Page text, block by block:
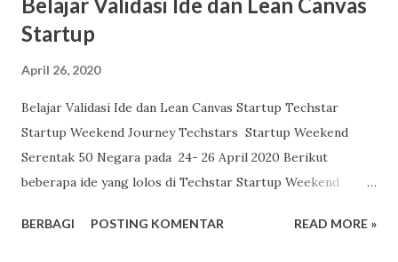
Startup
April 26, 2020
Belajar Validasi Ide dan Lean Canvas Startup Techstar
Startup Weekend Journey Techstars Startup Weekend
Serentak 50 Negara pada 24- 26 April 2020 Berikut
beberapa ide yang lolos di Techstar Startup Weekend
localmarket memajukan toko sekitar cook like a chef,
BERBAGI POSTING KOMENTAR READ MORE »